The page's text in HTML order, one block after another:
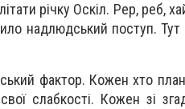
річку Оскіл. Рер, реб,
надлюдський поступ. Тут
фактор. Кожен хто
слабкості. Кожен зі